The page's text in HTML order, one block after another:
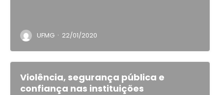
UFMG · 22/01/2020
Violência, segurança pública e
confiança nas instituições